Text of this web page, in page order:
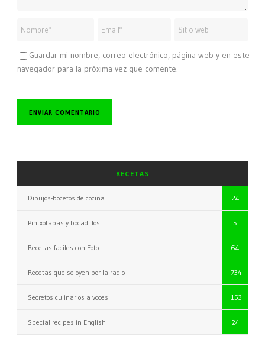
Guardar mi nombre, correo electrónico, página web y en este
navegador para la próxima vez que comente.
RECETAS
Dibujos-bocetos de cocina 24
Pintxotapas y bocadillos 5
Recetas faciles con Foto 64
Recetas que se oyen por la radio 734
Secretos culinarios a voces 153
Special recipes in English 24